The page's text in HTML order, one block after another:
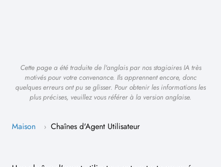
Cette page a été traduite de l'anglais par nos stagiaires IA très
motivés pour votre convenance. Ils apprennent encore, donc
quelques erreurs ont pu se glisser. Pour obtenir les informations les
plus précises, veuillez vous référer à la version anglaise.
Maison › Chaînes d'Agent Utilisateur